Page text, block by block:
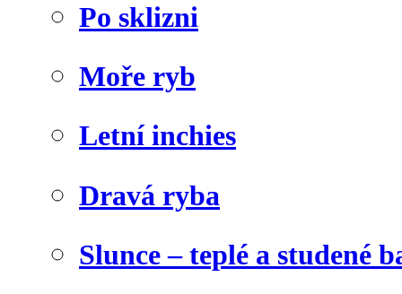
Po sklizni
Moře ryb
Letní inchies
Dravá ryba
Slunce – teplé a studené